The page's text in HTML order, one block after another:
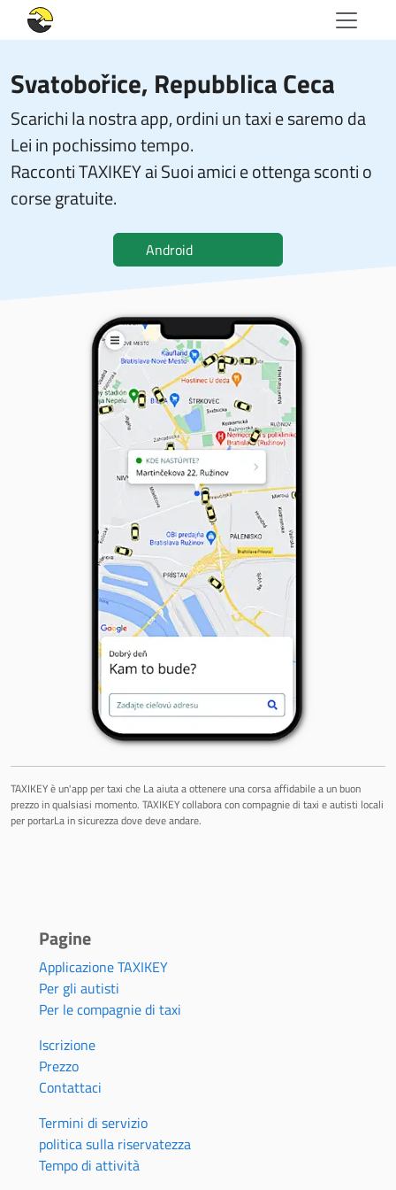
Svatobořice, Repubblica Ceca
Scarichi la nostra app, ordini un taxi e saremo da
Lei in pochissimo tempo.
Racconti TAXIKEY ai Suoi amici e ottenga sconti o
corse gratuite.
Android
TAXIKEY è un'app per taxi che La aiuta a ottenere una corsa affidabile a un buon
prezzo in qualsiasi momento. TAXIKEY collabora con compagnie di taxi e autisti locali
per portarLa in sicurezza dove deve andare.
Pagine
Applicazione TAXIKEY
Per gli autisti
Per le compagnie di taxi
Iscrizione
Prezzo
Contattaci
Termini di servizio
politica sulla riservatezza
Tempo di attività